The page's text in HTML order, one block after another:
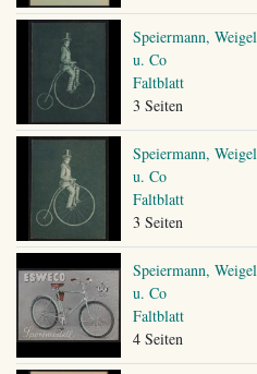
Speiermann, Weigel
u. Co
Faltblatt
3 Seiten
Speiermann, Weigel
u. Co
Faltblatt
3 Seiten
Speiermann, Weigel
u. Co
Faltblatt
4 Seiten